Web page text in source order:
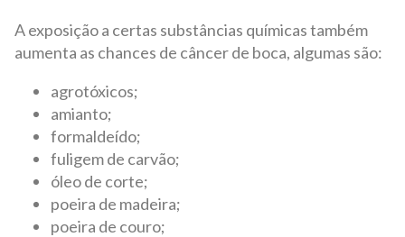
A exposição a certas substâncias químicas também
aumenta as chances de câncer de boca, algumas são:
agrotóxicos;
amianto;
formaldeído;
fuligem de carvão;
óleo de corte;
poeira de madeira;
poeira de couro;